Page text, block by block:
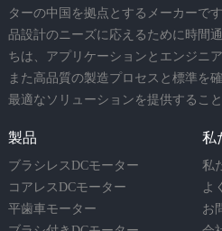
ターの中国を拠点とするメーカーで
品設計のニーズに応えるために時間
ちは、アプリケーションとエンジニ
また高品質の製造プロセスと標準を
最適なソリューションを提供するこ
製品
ブラシレスDCモーター
コアレスDCモーター
平歯車モーター
私
私
よ
お